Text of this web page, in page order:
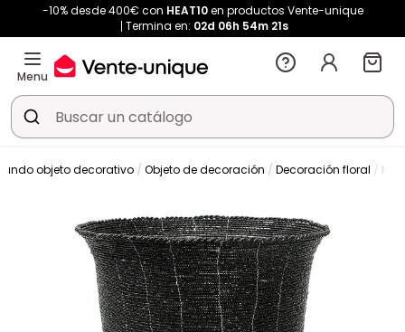
-10% desde 400€ con HEAT10en productos Vente-unique
Termina en: 02d 06h 54m 20s
Menu
objeto decorativo Objeto de decoración Decoración floral